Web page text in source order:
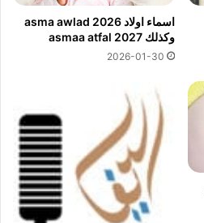
اسماء اولاد 2026 asma awlad
وكذلك asmaa atfal 2027
2026-01-30